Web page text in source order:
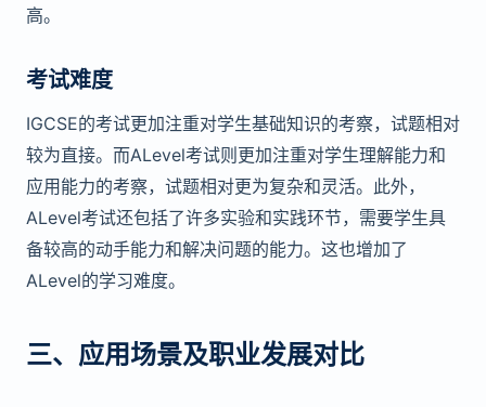
高。
考试难度
IGCSE的考试更加注重对学生基础知识的考察，试题相对
较为直接。而ALevel考试则更加注重对学生理解能力和
应用能力的考察，试题相对更为复杂和灵活。此外，
ALevel考试还包括了许多实验和实践环节，需要学生具
备较高的动手能力和解决问题的能力。这也增加了
ALevel的学习难度。
三、应用场景及职业发展对比